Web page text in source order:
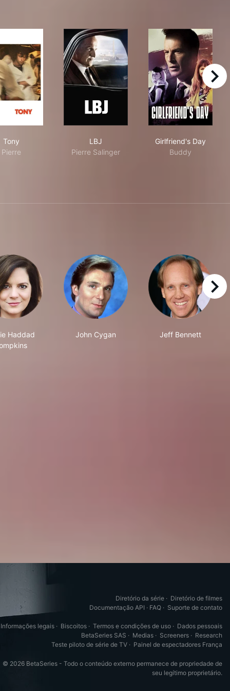
Tony
Pierre
LBJ
Pierre Salinger
Girlfriend's Day
Buddy
right
Haddad
John Cygan Jeff Bennett
right
Diretório da série · Diretório de filmes
Documentação API · FAQ · Suporte de contato
Informações legais · Biscoitos · Termos e condições de uso · Dados pessoais
BetaSeries SAS · Medias · Screeners · Research
Teste piloto de série de TV · Painel de espectadores França
© 2026 BetaSeries - Todo o conteúdo externo permanece de propriedade de
seu legítimo proprietário.